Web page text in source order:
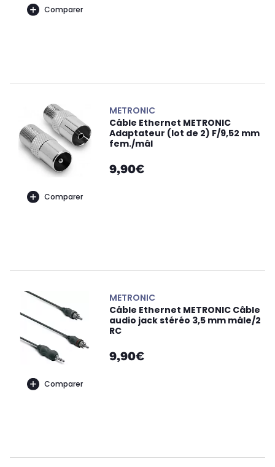
Comparer
Comparer
METRONIC
Câble Ethernet METRONIC
Adaptateur (lot de 2) F/9,52 mm
fem./mâl
9,90€
Comparer
METRONIC
Câble Ethernet METRONIC Câble
audio jack stéréo 3,5 mm mâle/2
RC
9,90€